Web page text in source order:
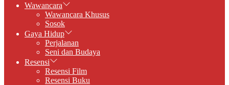
Wawancara
Wawancara Khusus
Sosok
Gaya Hidup
Perjalanan
Seni dan Budaya
Resensi
Resensi Film
Resensi Buku